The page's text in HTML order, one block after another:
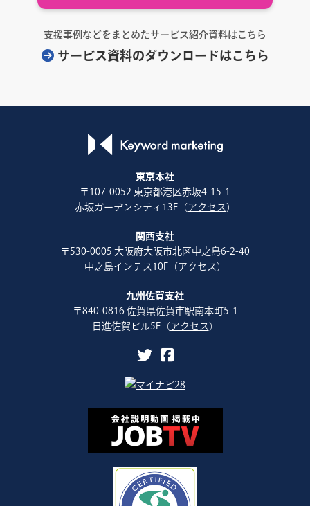
支援事例などをまとめたサービス紹介資料はこちら
サービス資料のダウンロードはこちら
東京本社
〒107-0052 東京都港区赤坂4-15-1
赤坂ガーデンシティ13F（アクセス ）
関西支社
〒530-0005 大阪府大阪市北区中之島6-2-40
中之島インテス10F（アクセス ）
九州佐賀支社
〒840-0816 佐賀県佐賀市駅南本町5-1
日進佐賀ビル5F（アクセス ）